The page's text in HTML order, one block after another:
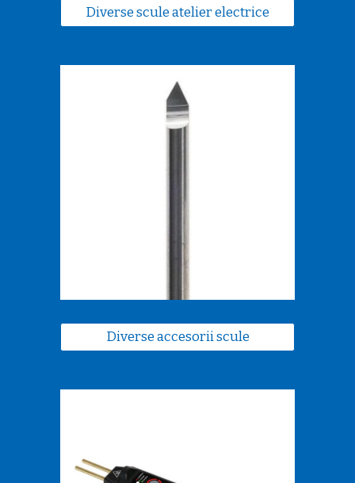
Diverse scule atelier electrice
Diverse accesorii scule